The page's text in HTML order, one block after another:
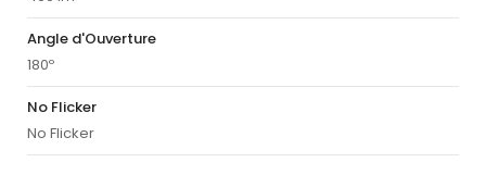
Angle d'Ouverture
180º
No Flicker
No Flicker